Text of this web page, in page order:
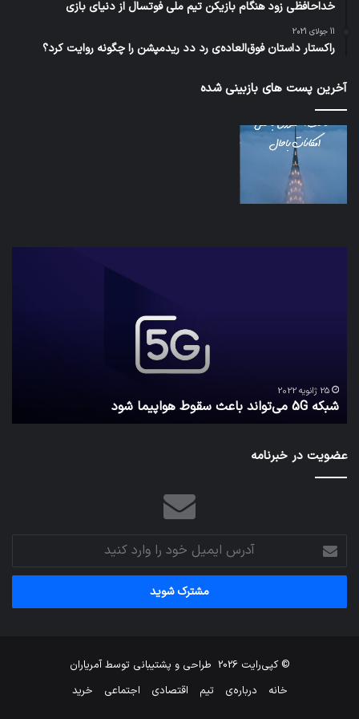
خداحافظی زود هنگام بازیکن تیم ملی فوتسال از دنیای بازی
11 جولای 2021
راکستار داستان فوق‌العاده‌ی رد دد ریدمپشن را چگونه روایت کرد؟
آخرین پست های بازبینی شده
نگه
می‌دارند؟
کدام برنامه‌های پیام‌رسان اطلاعات کاربران را واقعا امن نگه
می‌دارند؟
عضویت در خبرنامه
آدرس
ایمیل
خود
وارد
© کپی‌رایت 2026 طراحی و پشتیبانی توسطآمریاران
خانه
درباره‌ی تیم اقتصادی اجتماعی خرید